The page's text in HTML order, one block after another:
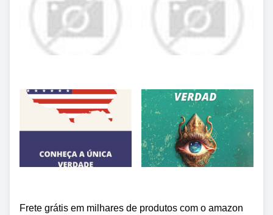
Frete grátis em milhares de produtos com o amazon